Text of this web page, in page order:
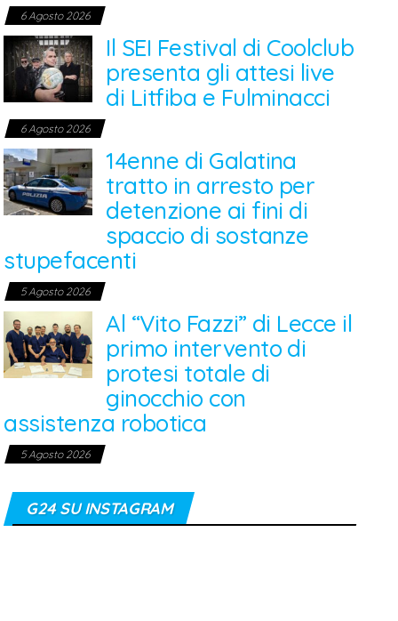
6 Agosto 2026
Il SEI Festival di Coolclub
presenta gli attesi live
di Litfiba e Fulminacci
6 Agosto 2026
14enne di Galatina
tratto in arresto per
detenzione ai fini di
spaccio di sostanze
stupefacenti
5 Agosto 2026
Al “Vito Fazzi” di Lecce il
primo intervento di
protesi totale di
ginocchio con
assistenza robotica
5 Agosto 2026
G24 SU INSTAGRAM